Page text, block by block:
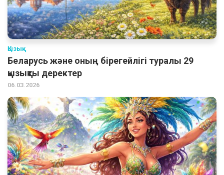
Қызық
Беларусь және оның бірегейлігі туралы 29
қызықты деректер
06.03.2026